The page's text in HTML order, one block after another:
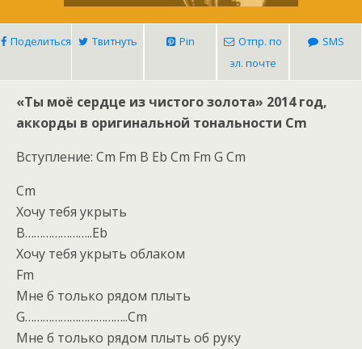
Поделиться Твитнуть Pin
Отпр. по
эл. почте
SMS
«Ты моё сердце из чистого золота» 2014 год,
аккорды в оригинальной тональности Cm
Вступление: Cm Fm B Eb Cm Fm G Cm
Cm
Хочу тебя укрыть
B…………………..Eb
Хочу тебя укрыть облаком
Fm
Мне б только рядом плыть
G……………………………..Cm
Мне б только рядом плыть об руку